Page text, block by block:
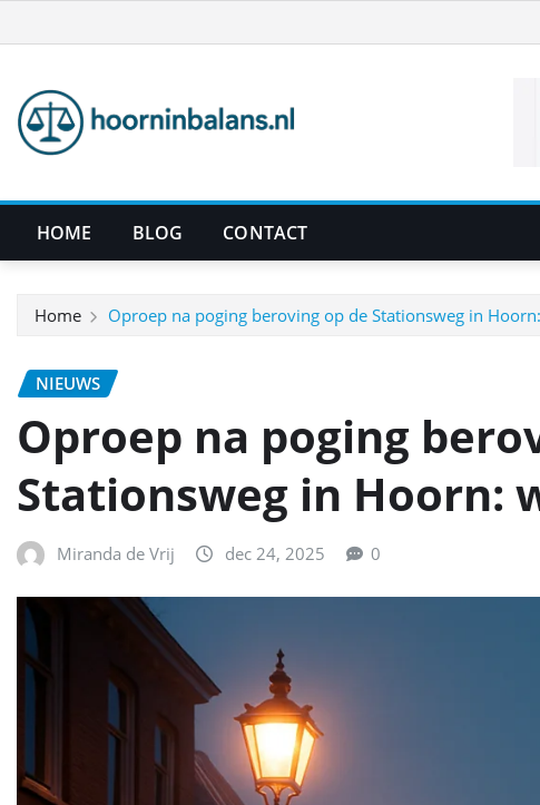
naar
inhoud
HOME BLOG CONTACT
Home Oproep na poging beroving op de Stationsweg in
NIEUWS
Oproep na poging
Stationsweg in Hoorn:
Miranda de Vrij dec 24, 2025 0